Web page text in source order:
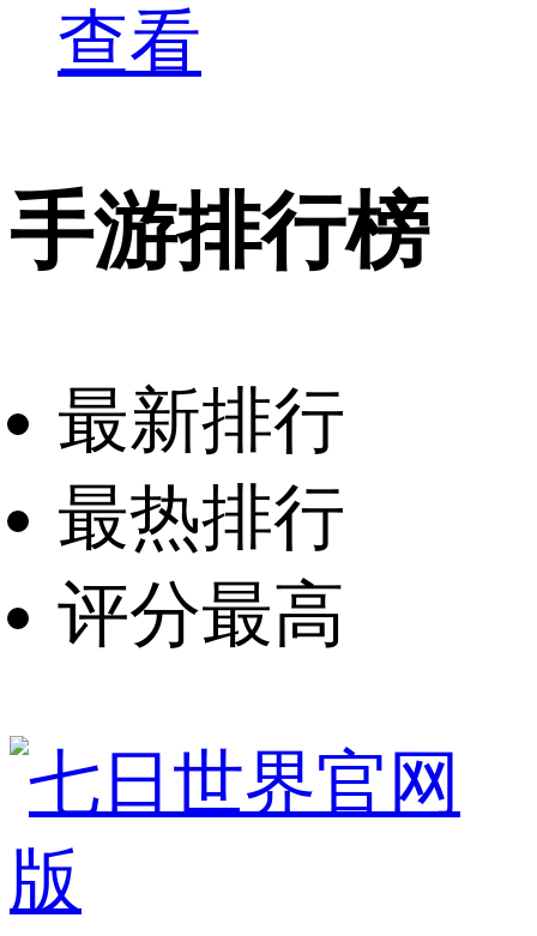
查看
手游排行榜
最新排行
最热排行
评分最高